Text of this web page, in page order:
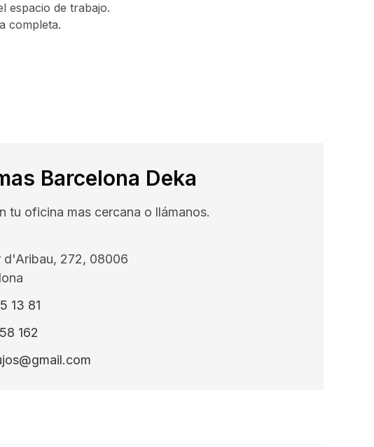
espacio de trabajo.
completa.
Barcelona Deka
tu oficina mas cercana o llámanos.
d'Aribau, 272, 08006
13 81
162